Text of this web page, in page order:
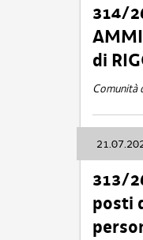
314/
di
Comunità
313/
posti